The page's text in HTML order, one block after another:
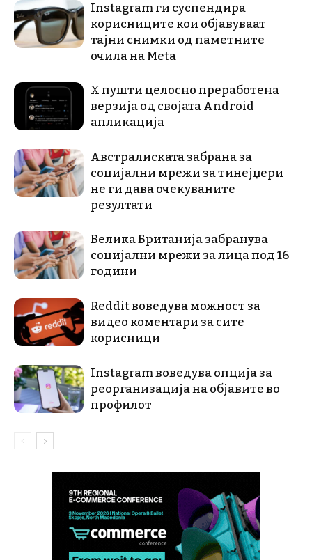
Instagram ги суспендира
корисниците кои објавуваат
тајни снимки од паметните
очила на Meta
X пушти целосно преработена
верзија од својата Android
апликација
Австралиската забрана за
социјални мрежи за тинејџери
не ги дава очекуваните
резултати
Велика Британија забранува
социјални мрежи за лица под 16
години
Reddit воведува можност за
видео коментари за сите
корисници
Instagram воведува опција за
реорганизација на објавите во
профилот